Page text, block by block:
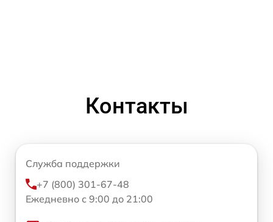
Контакты
Служба поддержки
+7 (800) 301-67-48
Ежедневно с 9:00 до 21:00